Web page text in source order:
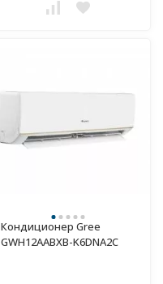
Кондиционер Gree
GWH12AABXB-K6DNA2C